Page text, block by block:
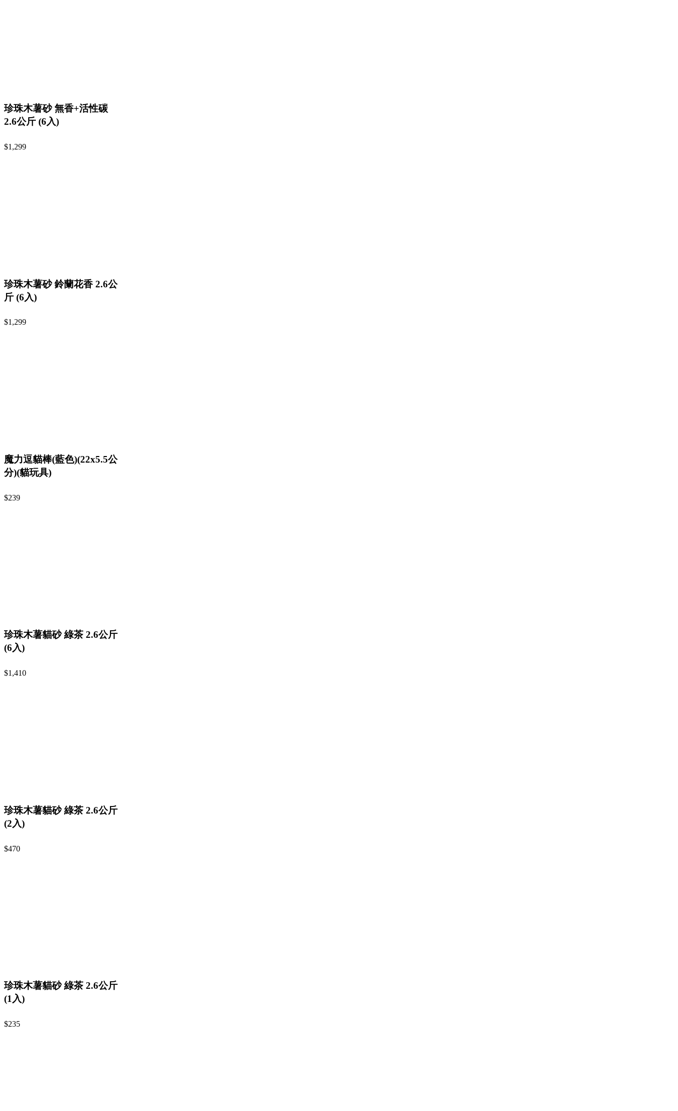
珍珠木薯砂 無香+活性碳
2.6公斤 (6入)
$1,299
珍珠木薯砂 鈴蘭花香 2.6公
斤 (6入)
$1,299
魔力逗貓棒(藍色)(22x5.5公
分)(貓玩具)
$239
珍珠木薯貓砂 綠茶 2.6公斤
(6入)
$1,410
珍珠木薯貓砂 綠茶 2.6公斤
(2入)
$470
珍珠木薯貓砂 綠茶 2.6公斤
(1入)
$235